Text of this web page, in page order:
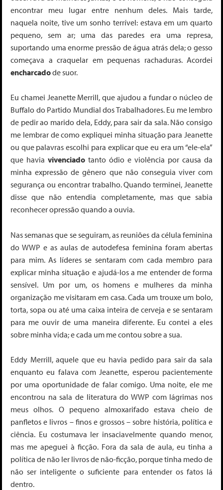
encontrar meu lugar entre nenhum deles. Mais tarde,
naquela noite, tive um sonho terrível: estava em um quarto
pequeno, sem ar; uma das paredes era uma represa,
suportando uma enorme pressão de água atrás dela; o gesso
começava a craquelar em pequenas rachaduras. Acordei
encharcadode suor.
Eu chamei Jeanette Merrill, que ajudou a fundar o núcleo de
Buffalo do Partido Mundial dos Trabalhadores. Eu me lembro
de pedir ao marido dela, Eddy, para sair da sala. Não consigo
me lembrar de como expliquei minha situação para Jeanette
ou que palavras escolhi para explicar que eu era um “ele-ela”
que havia vivenciado tanto ódio e violência por causa da
minha expressão de gênero que não conseguia viver com
segurança ou encontrar trabalho. Quando terminei, Jeanette
disse que não entendia completamente, mas que sabia
reconhecer opressão quando a ouvia.
Nas semanas que se seguiram, as reuniões da célula feminina
do WWP e as aulas de autodefesa feminina foram abertas
para mim. As líderes se sentaram com cada membro para
explicar minha situação e ajudá-los a me entender de forma
sensível. Um por um, os homens e mulheres da minha
organização me visitaram em casa. Cada um trouxe um bolo,
torta, sopa ou até uma caixa inteira de cerveja e se sentaram
para me ouvir de uma maneira diferente. Eu contei a eles
sobre minha vida; e cada um me contou sobre a sua.
Eddy Merrill, aquele que eu havia pedido para sair da sala
enquanto eu falava com Jeanette, esperou pacientemente
por uma oportunidade de falar comigo. Uma noite, ele me
encontrou na sala de literatura do WWP com lágrimas nos
meus olhos. O pequeno almoxarifado estava cheio de
panfletos e livros – finos e grossos – sobre história, política e
ciência. Eu costumava ler insaciavelmente quando menor,
mas me apeguei à ficção. Fora da sala de aula, eu tinha a
política de não ler livros de não-ficção, porque tinha medo de
não ser inteligente o suficiente para entender os fatos lá
dentro.